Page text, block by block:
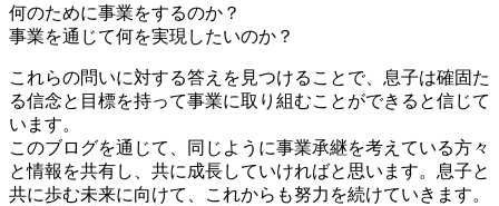
何のために事業をするのか？
事業を通じて何を実現したいのか？
これらの問いに対する答えを見つけることで、息子は確固た
る信念と目標を持って事業に取り組むことができると信じて
います。
このブログを通じて、同じように事業承継を考えている方々
と情報を共有し、共に成長していければと思います。息子と
共に歩む未来に向けて、これからも努力を続けていきます。